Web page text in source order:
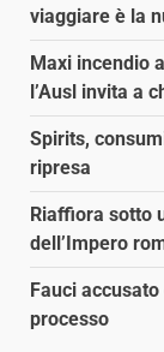
viaggiare è la
Maxi incendio
l’Ausl invita a
Spirits,
ripresa
Riaffiora sotto
dell’Impero
Fauci
processo